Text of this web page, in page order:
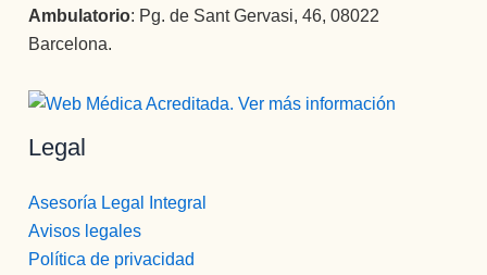
Ambulatorio: Pg. de Sant Gervasi, 46, 08022
Barcelona.
Legal
Asesoría Legal Integral
Avisos legales
Política de privacidad